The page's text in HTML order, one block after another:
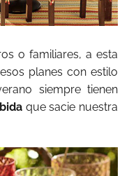
o familiares, a esta
planes con estilo
siempre tienen
que sacie nuestra